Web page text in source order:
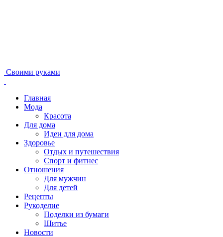
Своими руками
Главная
Мода
Красота
Для дома
Идеи для дома
Здоровье
Отдых и путешествия
Спорт и фитнес
Отношения
Для мужчин
Для детей
Рецепты
Рукоделие
Поделки из бумаги
Шитье
Новости